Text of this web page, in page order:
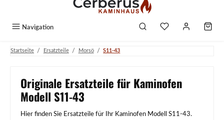
Navigation
Startseite / Ersatzteile / Morsö / S11-43
Originale Ersatzteile für Kaminofen
Modell S11-43
Hier finden Sie Ersatzteile für Ihr Kaminofen Modell S11-43.